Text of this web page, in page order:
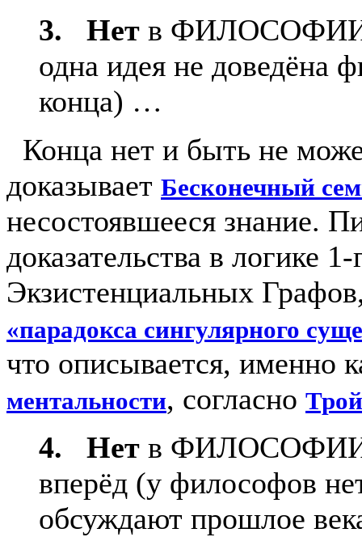
3. Нет в ФИЛОСОФИИ
одна идея не доведёна
конца) …
Конца нет и быть не
доказывает Бесконечный
несостоявшееся знание.
доказательства в логике
Экзистенциальных
«парадокса сингулярного
что описывается, именно
ментальности, согласно
4. Нет в ФИЛОСОФИИ
вперёд (у философов
обсуждают прошлое